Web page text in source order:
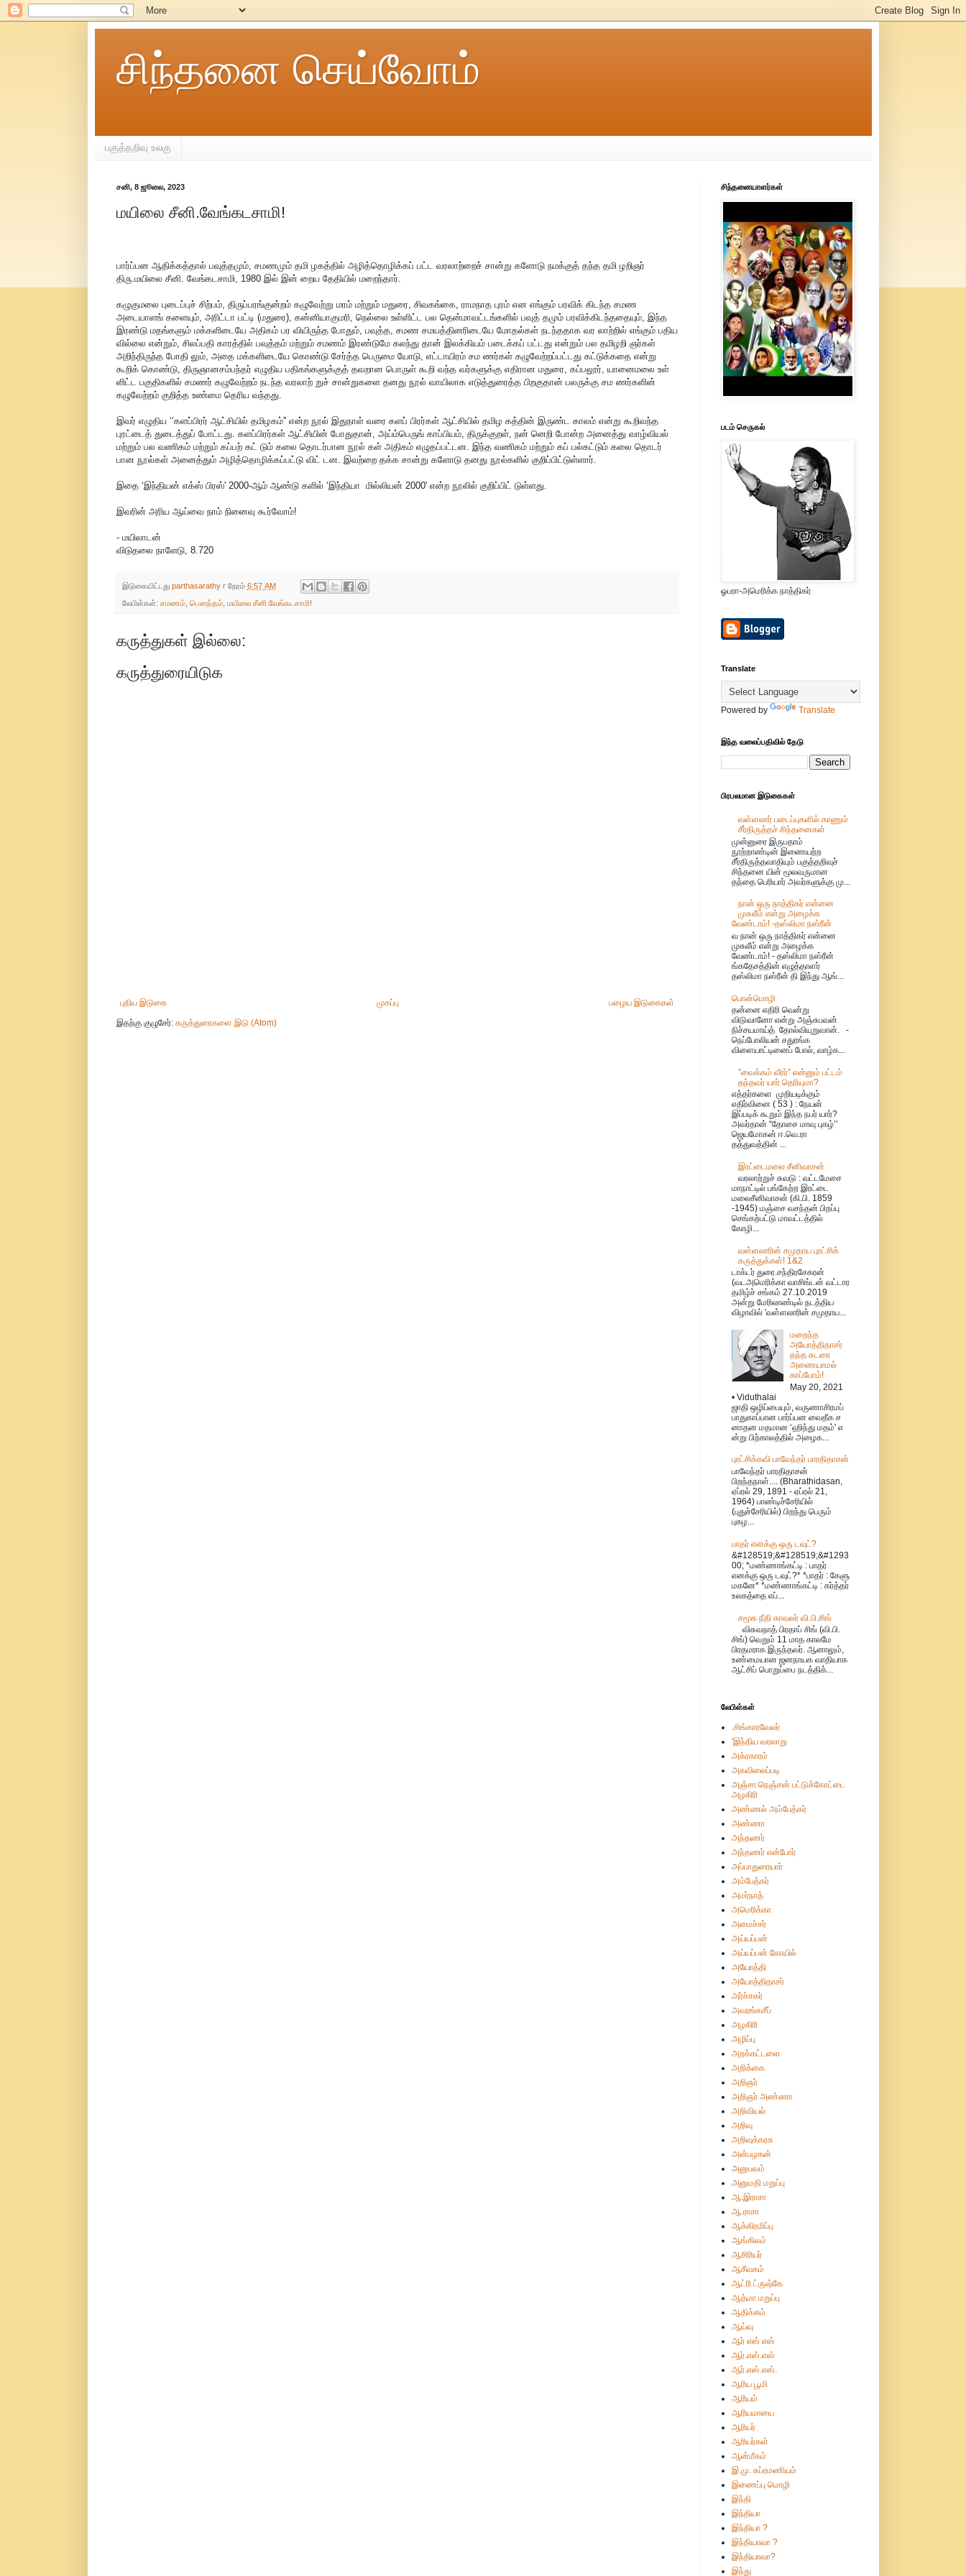
சிந்தனை செய்வோம்
பகுத்தறிவு உலகு
சனி, 8 ஜூலை, 2023
மயிலை சீனி.வேங்கடசாமி!
பார்ப்பன ஆதிக்கத்தால் பவுத்தமும், சமணமும் தமி ழகத்தில் அழித்தொழிக்கப் பட்ட வரலாற்றைச் சான்று களோடு நமக்குத் தந்த தமி ழறிஞர்
திரு.மயிலை சீனி. வேங்கடசாமி, 1980 இல் இன் றைய தேதியில் மறைந்தார்.
கழுகுமலை புடைப்புச் சிற்பம், திருப்பரங்குன்றம் கழுவேற்று மரம் மற்றும் மதுரை, சிவகங்கை, ராமநாத புரம் என எங்கும் பரவிக் கிடந்த சமண
அடையாளங் களையும், அரிட்டா பட்டி (மதுரை), கன்னியாகுமரி, நெல்லை உள்ளிட்ட பல தென்மாவட்டங்களில் பவுத் தமும் பரவிக்கிடந்ததையும், இந்த
இரண்டு மதங்களும் மக்களிடையே அதிகம் பர வியிருந்த போதும், பவுத்த, சமண சமயத்தினரிடையே மோதல்கள் நடந்ததாக வர லாற்றில் எங்கும் பதிய
வில்லை என்றும், சிலப்பதி காரத்தில் பவுத்தம் மற்றும் சமணம் இரண்டுமே கலந்து தான் இலக்கியம் படைக்கப் பட்டது என்றும் பல தமிழறி ஞர்கள்
அறிந்திருந்த போதி லும், அதை மக்களிடையே கொண்டு சேர்த்த பெருமை யோடு, எட்டாயிரம் சம ணர்கள் கழுவேற்றப்பட்டது கட்டுக்கதை என்று
கூறிக் கொண்டு, திருஞானசம்பந்தர் எழுதிய பதிகங்களுக்குத் தவறான பொருள் கூறி வந்த வர்களுக்கு எதிரான மதுரை, கப்பலூர், யானைமலை உள்
ளிட்ட பகுதிகளில் சமணர் கழுவேற்றம் நடந்த வரலாற் றுச் சான்றுகளை தனது நூல் வாயிலாக எடுத்துரைத்த பிறகுதான் பலருக்கு சம ணர்களின்
கழுவேற்றம் குறித்த உண்மை தெரிய வந்தது.
இவர் எழுதிய ‘‘களப்பிரர் ஆட்சியில் தமிழகம்'' என்ற நூல் இதுநாள் வரை களப் பிரர்கள் ஆட்சியில் தமிழ கத்தின் இருண்ட காலம் என்று கூறிவந்த
புரட்டைத் துடைத்துப் போட்டது. களப்பிரர்கள் ஆட்சியின் போதுதான், அய்ம்பெருங் காப்பியம், திருக்குறள், நன் னெறி போன்ற அனைத்து வாழ்வியல்
மற்றும் பல வணிகம் மற்றும் கப்பற் கட் டும் கலை தொடர்பான நூல் கள் அதிகம் எழுதப்பட்டன. இந்த வணிகம் மற்றும் கப் பல்கட்டும் கலை தொடர்
பான நூல்கள் அனைத்தும் அழித்தொழிக்கப்பட்டு விட் டன. இவற்றை தக்க சான்று களோடு தனது நூல்களில் குறிப்பிட்டுள்ளார்.
இதை ‘இந்தியன் எக்ஸ் பிரஸ்' 2000-ஆம் ஆண்டு களில் ‘இந்தியா மில்லியன் 2000' என்ற நூலில் குறிப்பிட் டுள்ளது.
இவரின் அரிய ஆய்வை நாம் நினைவு கூர்வோம்!
- மயிலாடன்
விடுதலை நாளேடு, 8.720
இடுகையிட்டது parthasarathy r நேரம் 6:57 AM
லேபிள்கள்: சமணம், பௌத்தம், மயிலை சீனி.வேங்கடசாமி!
கருத்துகள் இல்லை:
கருத்துரையிடுக
புதிய இடுகை பழைய இடுகைகள்
முகப்பு
இதற்கு குழுசேர்: கருத்துரைகளை இடு (Atom)
சிந்தனையாளர்கள்
படம் செருகல்
ஓபரா-அமெரிக்க நாத்திகர்
Translate
Powered by Translate
இந்த வலைப்பதிவில் தேடு
பிரபலமான இடுகைகள்
வள்ளலார் படைப்புகளில் காணும்
சீர்திருத்தச் சிந்தனைகள்
முன்னுரை இருபதாம்
நூற்றாண்டின் இணையற்ற
சீர்திருத்தவாதியும் பகுத்தறிவுச்
சிந்தனை யின் மூலவருமான
தந்தை பெரியார் அவர்களுக்கு மு...
நான் ஒரு நாத்திகர் என்னை
முசுலீம் என்று அழைக்க
வேண்டாம்! -தஸ்லிமா நஸ்ரீன்
வ நான் ஒரு நாத்திகர் என்னை
முசுலீம் என்று அழைக்க
வேண்டாம்! - தஸ்லிமா நஸ்ரீன்
ங்கதேசத்தின் எழுத்தாளர்
தஸ்லிமா நஸ்ரீன் தி இந்து ஆங்...
பொன்மொழி
தன்னை எதிரி வென்று
விடுவானோ என்று அஞ்சுபவன்
நிச்சயமாய்த் தோல்வியுறுவான். -
நெப்போலியன் சதுரங்க
விளையாட்டினைப் போல், வாழ்க...
”வைக்கம் வீரர்” என்னும் பட்டம்
தந்தவர் யார் தெரியுமா?
எத்தர்களை முறியடிக்கும்
எதிர்வினை ( 53 ) : நேயன்
இப்படிக் கூறும் இந்த நபர் யார்?
அவர்தான் “தோசை மாவு புகழ்’’
ஜெயமோகன் ஈ.வெ.ரா
தத்துவத்தின் ...
இரட்டைமலை சீனிவாசன்
வரலாற்றுச் சுவடு : வட்டமேசை
மாநாட்டில் பங்கேற்ற இரட்டை
மலைசீனிவாசன் (கி.பி. 1859
-1945) மஞ்சை வசந்தன் பிறப்பு
செங்கற்பட்டு மாவட்டத்தில்
கோழி...
வள்ளலாரின் சமுதாய புரட்சிக்
கருத்துக்கள்! 1&2
டாக்டர் துரை.சந்திரசேகரன்
(வடஅமெரிக்கா வாசிங்டன் வட்டார
தமிழ்ச் சங்கம் 27.10.2019
அன்று மேரிலாண்டில் நடத்திய
விழாவில் 'வள்ளலாரின் சமுதாய...
மறைந்த
அயோத்திதாசர்
தந்த சுடரை
அணையாமல்
காப்போம்!
May 20, 2021
• Viduthalai
ஜாதி ஒழிப்பையும், வருணாசிரமப்
பாதுகாப்பான பார்ப்பன வைதீக ச
னாதன மதமான ‘ஹிந்து மதம்' எ
ன்று பிற்காலத்தில் அழைக...
புரட்சிக்கவி பாவேந்தர் பாரதிதாசன்
பாவேந்தர் பாரதிதாசன்
பிறந்தநாள்.... (Bharathidasan,
ஏப்ரல் 29, 1891 - ஏப்ரல் 21,
1964) பாண்டிச்சேரியில்
(புதுச்சேரியில்) பிறந்து பெரும்
புகழ...
பாதர் எனக்கு ஒரு டவுட்?
&#128519;&#128519;&#1293
00; *மண்ணாங்கட்டி : பாதர்
எனக்கு ஒரு டவுட்?* *பாதர் : கேளு
மகனே* *மண்ணாங்கட்டி : கர்த்தர்
உலகத்தை எப்...
சமூக நீதி காவலர் வி.பி.சிங்
விசுவநாத் பிரதாப் சிங் (வி.பி.
சிங்) வெறும் 11 மாத காலமே
பிரதமராக இருந்தவர். ஆனாலும்,
உண்மையான ஜனநாயக வாதியாக
ஆட்சிப் பொறுப்பை நடத்திக்...
லேபிள்கள்
.சிங்காரவேலர்
'இந்திய வரலாறு
அக்ரகாரம்
அகவிலைப்படி
அஞ்சா நெஞ்சன் பட்டுக்கோட்டை
அழகிரி
அண்ணல் அம்பேத்கர்
அண்ணா
அந்தணர்
அந்தணர் என்போர்
அப்பாதுரையார்
அம்பேத்கர்
அமர்நாத்
அமெரிக்கா
அமைச்சர்
அய்யப்பன்
அய்யப்பன் கோயில்
அயோத்தி
அயோத்திதாசர்
அர்ச்சகர்
அவரங்கசீப்
அழகிரி
அழிப்பு
அறக்கட்டளை
அறிக்கை
அறிஞர்
அறிஞர் அண்ணா
அறிவியல்
அறிவு
அறிவுக்கரசு
அன்பழகன்
அனுபவம்
அனுமதி மறுப்பு
ஆ.இராசா
ஆ.ராசா
ஆக்கிரமிப்பு
ஆங்கிலம்
ஆசிரியர்
ஆசீவகம்
ஆட்ரி ட்ருஷ்கே
ஆத்மா மறுப்பு
ஆதிக்கம்
ஆய்வு
ஆர் எஸ் எஸ்
ஆர்.எஸ்.எஸ்
ஆர்.எஸ்.எஸ்.
ஆரிய பூமி
ஆரியம்
ஆரியமாயை
ஆரியர்
ஆரியர்கள்
ஆன்மீகம்
இ.மு. சுப்ரமணியம்
இணைப்பு மொழி
இந்தி
இந்தியா
இந்தியா ?
இந்தியாவா ?
இந்தியாவா?
இந்து